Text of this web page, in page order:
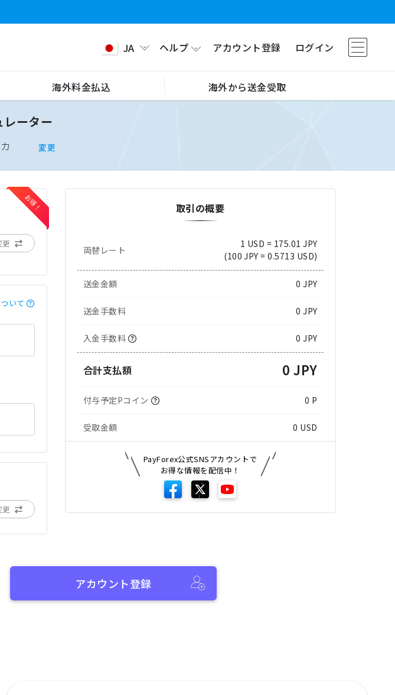
JA ヘルプ アカウント登録 ログイン
海外料金払込 海外から送金受取
ーター
変更
更
いて
更
取引の概要
両替レート
1 USD = 175.01 JPY
(100 JPY = 0.5713 USD)
送金金額 0 JPY
送金手数料 0 JPY
入金手数料 0 JPY
合計支払額 0 JPY
付与予定Pコイン 0 P
受取金額 0 USD
PayForex公式SNSアカウントで
お得な情報を配信中！
アカウント登録